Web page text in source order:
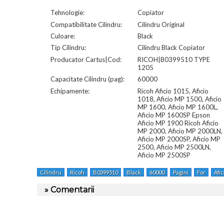
Tehnologie:
Copiator
Compatibilitate Cilindru:
Cilindru Original
Culoare:
Black
Tip Cilindru:
Cilindru Black Copiator
Producator Cartus|Cod:
RICOH|B0399510 TYPE
1205
Capacitate Cilindru (pag):
60000
Echipamente:
Ricoh Aficio 1015, Aficio
1018, Aficio MP 1500, Aficio
MP 1600, Aficio MP 1600L,
Aficio MP 1600SP Epson
Aficio MP 1900 Ricoh Aficio
MP 2000, Aficio MP 2000LN,
Aficio MP 2000SP, Aficio MP
2500, Aficio MP 2500LN,
Aficio MP 2500SP
Cilindru Ricoh B0399510 Black 60000 Pagini For
» Comentarii